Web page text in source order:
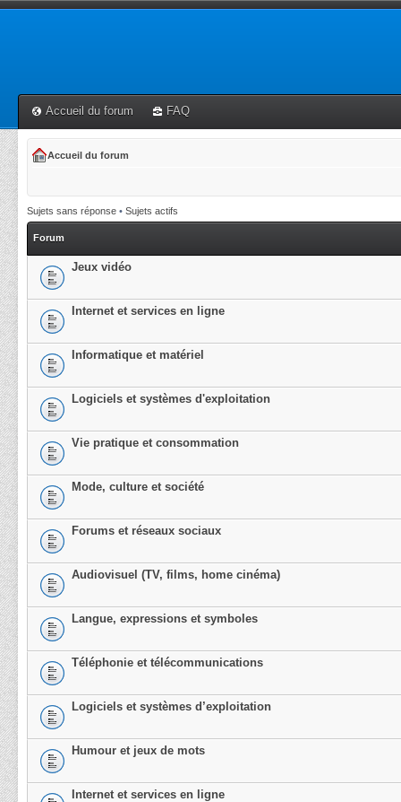
Accueil du forum FAQ
Accueil du forum
Sujets sans réponse • Sujets actifs
Forum
Jeux vidéo
Internet et services en ligne
Informatique et matériel
Logiciels et systèmes d'exploitation
Vie pratique et consommation
Mode, culture et société
Forums et réseaux sociaux
Audiovisuel (TV, films, home cinéma)
Langue, expressions et symboles
Téléphonie et télécommunications
Logiciels et systèmes d’exploitation
Humour et jeux de mots
Internet et services en ligne